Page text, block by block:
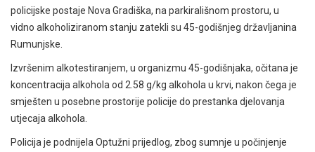
policijske postaje Nova Gradiška, na parkirališnom prostoru, u
vidno alkoholiziranom stanju zatekli su 45-godišnjeg državljanina
Rumunjske.
Izvršenim alkotestiranjem, u organizmu 45-godišnjaka, očitana je
koncentracija alkohola od 2.58 g/kg alkohola u krvi, nakon čega je
smješten u posebne prostorije policije do prestanka djelovanja
utjecaja alkohola.
Policija je podnijela Optužni prijedlog, zbog sumnje u počinjenje